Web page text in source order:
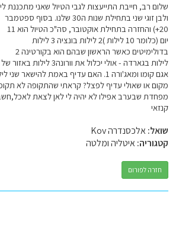
שלום רב, חייבת התייעצות לגבי הטיול שאני מתכננת לי
ולבן זוגי שני בתחילת שנות ה30 שלנו. בסוף ספטמבר
20+) והחזרה בתחילת אוקטובר, סה"כ הטיול הוא 11
יום (כלומר 10 לילות )2 לילות בונציה 3 לילות
בדולימיטים כאשר הראשון שבהם הוא בקורטינה 2
לילות בגארדה - אולי יכלול את וורונה3 לילות באזור של
אגם קומו ומאג'ורה 1. האם עדיף באמת
מקום או שאולי עדיף לפצל? קראתי שהתקופה לא
מפחדת שבערב אפילו לא יהיה לי לאן לצאת
קנזאי
שואל:אלכסנדרה Kov
קטגוריה:איטליה ומלטה
חזרה לפורום